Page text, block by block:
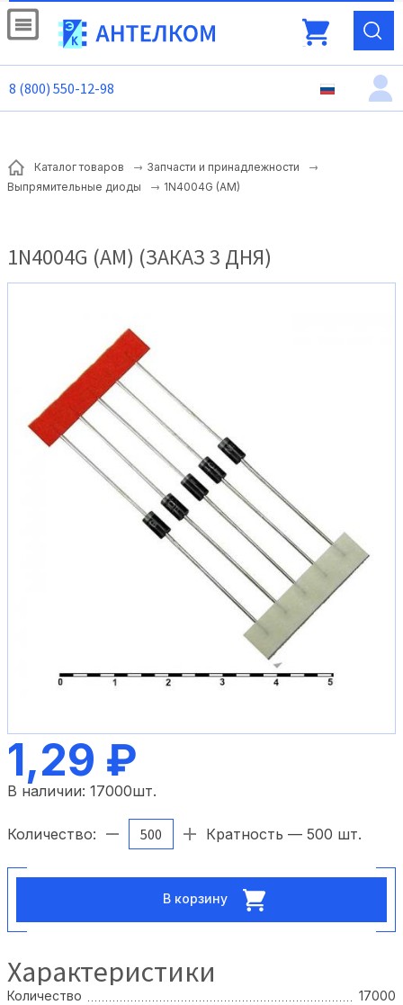
8 (800) 550-12-98
Каталог товаров
Запчасти и принадлежности
Выпрямительные диоды
1N4004G (AM)
1N4004G (AM) (ЗАКАЗ 3 ДНЯ)
1,29 ₽
В наличии: 17000шт.
Количество: Кратность — 500 шт.
В корзину
Характеристики
Количество
17000